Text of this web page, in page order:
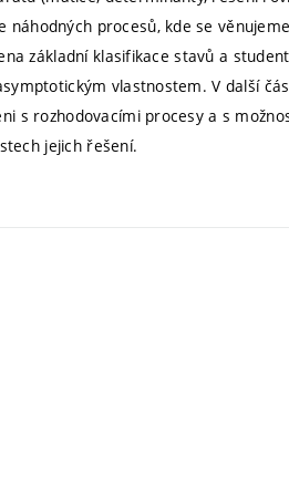
náhodných procesů, kde se
základní klasifikace stavů a
vlastnostem. V další
s rozhodovacími procesy a s
jejich řešení.